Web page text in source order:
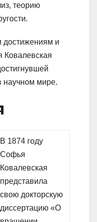
теорию
достижениям и
Ковалевская
научном мире.
В 1874 году
Софья
Ковалевская
представила
свою докторскую
диссертацию «О